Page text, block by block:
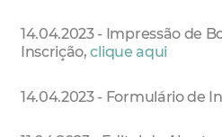
14.04.2023 - Impressão de
Inscrição,clique aqui
14.04.2023 - Formulário de